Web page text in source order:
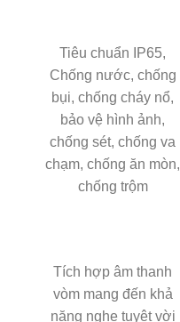
Tiêu chuẩn IP65,
Chống nước, chống
bụi, chống cháy nổ,
bảo vệ hình ảnh,
chống sét, chống va
chạm, chống ăn mòn,
chống trộm
Tích hợp âm thanh
vòm mang đến khả
năng nghe tuyệt vời